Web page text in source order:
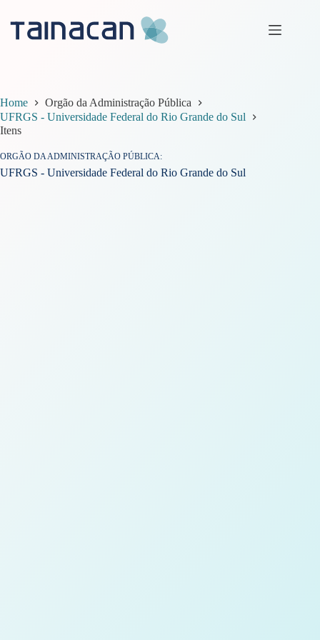
conteúdo
Home
Orgão da Administração Pública
UFRGS - Universidade Federal do Rio Grande do Sul
Itens
ORGÃO DA ADMINISTRAÇÃO PÚBLICA
UFRGS - Universidade Federal do Rio Grande do Sul